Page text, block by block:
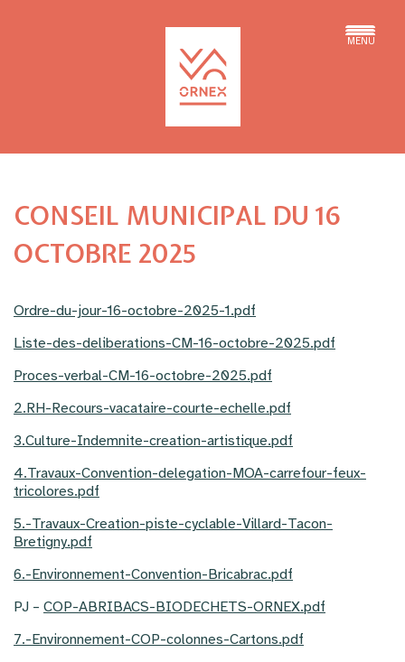
MENU
CONSEIL MUNICIPAL DU 16
OCTOBRE 2025
Ordre-du-jour-16-octobre-2025-1.pdf
Liste-des-deliberations-CM-16-octobre-2025.pdf
Proces-verbal-CM-16-octobre-2025.pdf
2.RH-Recours-vacataire-courte-echelle.pdf
3.Culture-Indemnite-creation-artistique.pdf
4.Travaux-Convention-delegation-MOA-carrefour-feux-
tricolores.pdf
5.-Travaux-Creation-piste-cyclable-Villard-Tacon-
Bretigny.pdf
6.-Environnement-Convention-Bricabrac.pdf
PJ – COP-ABRIBACS-BIODECHETS-ORNEX.pdf
7.-Environnement-COP-colonnes-Cartons.pdf